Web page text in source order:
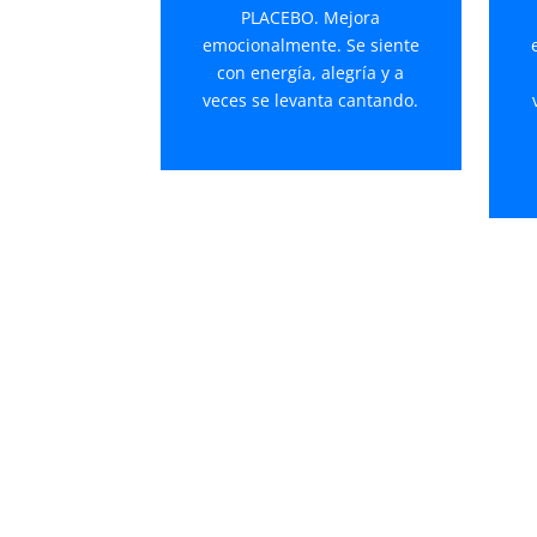
PLACEBO. Mejora
emocionalmente. Se siente
con energía, alegría y a
veces se levanta cantando.